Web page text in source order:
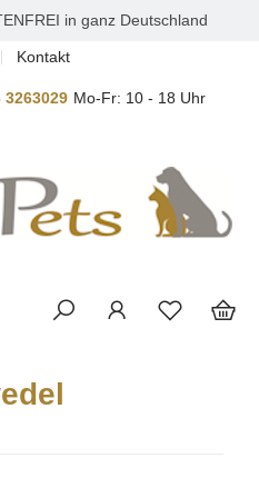
in ganz Deutschland
Kontakt
3263029 Mo-Fr: 10 - 18 Uhr